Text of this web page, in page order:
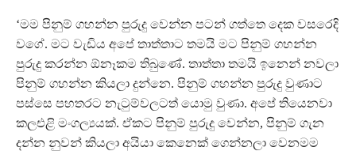
‘මම පිනුම් ගහන්න පුරුදු වෙන්න පටන් ගත්තෙ දෙක වසරෙදි
වගේ. මට වැඩිය අපේ තාත්තාට තමයි මට පිනුම් ගහන්න
පුරුදු කරන්න ඕනෑකම තිබුණේ. තාත්තා තමයි ඉනෙන් නවලා
පිනුම් ගහන්න කියලා දුන්නෙ. පිනුම් ගහන්න පුරුදු වුණාට
පස්සෙ පහතරට නැටුම්වලටත් යොමු වුණා. අපේ තියෙනවා
කලඑළි මංගල්‍යයක්. ඒකට පිනුම් පුරුදු වෙන්න, පිනුම් ගැන
දන්න නුවන් කියලා අයියා කෙනෙක් ගෙන්නලා වෙනමම